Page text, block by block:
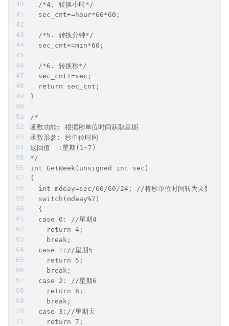
  /*4. 转换小时*/
  sec_cnt+=hour*60*60;
  /*5. 转换分钟*/
  sec_cnt+=min*60;
  /*6. 转换秒*/
  sec_cnt+=sec;
  return sec_cnt;
}
/*
函数功能: 根据秒单位时间获取星期
函数形参: 秒单位时间
返回值  :星期(1~7)
*/
int GetWeek(unsigned int sec)
{
  int mdeay=sec/60/60/24; //将秒单位时间转为天数
  switch(mdeay%7)
  {
  case 0: //星期4
    return 4;
    break;
  case 1://星期5
    return 5;
    break;
  case 2: //星期6
    return 6;
    break;
  case 3://星期天
    return 7;